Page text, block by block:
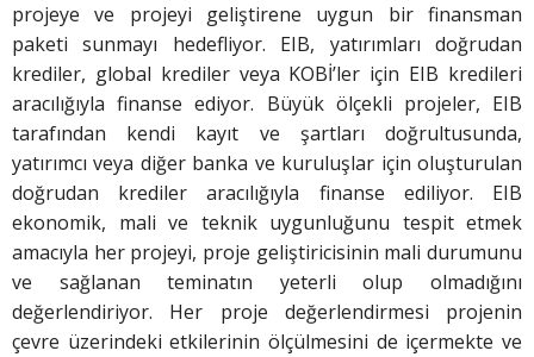
projeye ve projeyi geliştirene uygun bir finansman
paketi sunmayı hedefliyor. EIB, yatırımları doğrudan
krediler, global krediler veya KOBİ’ler için EIB kredileri
aracılığıyla finanse ediyor. Büyük ölçekli projeler, EIB
tarafından kendi kayıt ve şartları doğrultusunda,
yatırımcı veya diğer banka ve kuruluşlar için oluşturulan
doğrudan krediler aracılığıyla finanse ediliyor. EIB
ekonomik, mali ve teknik uygunluğunu tespit etmek
amacıyla her projeyi, proje geliştiricisinin mali durumunu
ve sağlanan teminatın yeterli olup olmadığını
değerlendiriyor. Her proje değerlendirmesi projenin
çevre üzerindeki etkilerinin ölçülmesini de içermekte ve